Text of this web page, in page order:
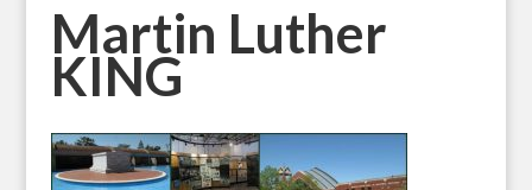
Martin Luther
KING